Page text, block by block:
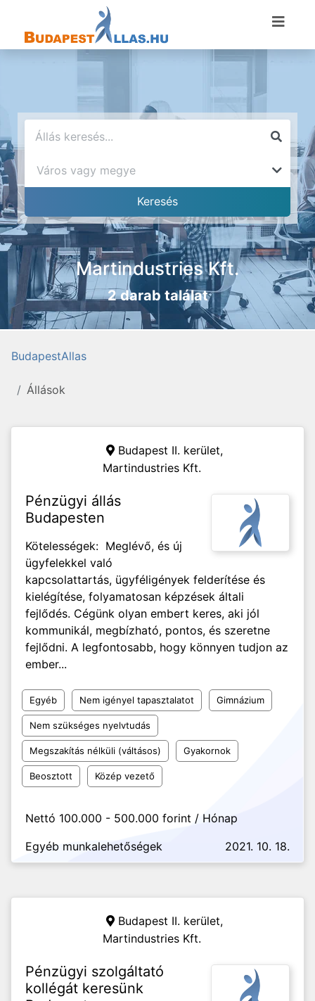
Martindustries Kft.
2 darab találat
BudapestAllas
Állások
Budapest II. kerület,
Martindustries Kft.
Pénzügyi állás
Budapesten
Kötelességek: Meglévő, és új
ügyfelekkel való
kapcsolattartás, ügyféligények felderítése és
kielégítése, folyamatosan képzések általi
fejlődés. Cégünk olyan embert keres, aki jól
kommunikál, megbízható, pontos, és szeretne
fejlődni. A legfontosabb, hogy könnyen tudjon az
ember...
Egyéb Nem igényel tapasztalatot Gimnázium
Nem szükséges nyelvtudás
Megszakítás nélküli (váltásos) Gyakornok
Beosztott Közép vezető
Nettó 100.000 - 500.000 forint / Hónap
Egyéb munkalehetőségek
2021. 10. 18.
Budapest II. kerület,
Martindustries Kft.
Pénzügyi szolgáltató
kollégát keresünk